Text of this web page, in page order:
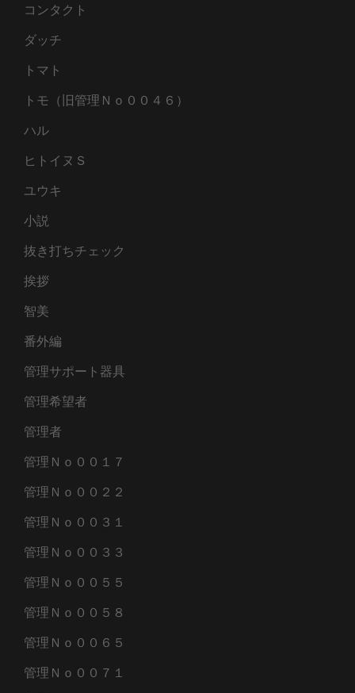
コンタクト
ダッチ
トマト
トモ（旧管理Ｎｏ００４６）
ハル
ヒトイヌＳ
ユウキ
小説
抜き打ちチェック
挨拶
智美
番外編
管理サポート器具
管理希望者
管理者
管理Ｎｏ００１７
管理Ｎｏ００２２
管理Ｎｏ００３１
管理Ｎｏ００３３
管理Ｎｏ００５５
管理Ｎｏ００５８
管理Ｎｏ００６５
管理Ｎｏ００７１